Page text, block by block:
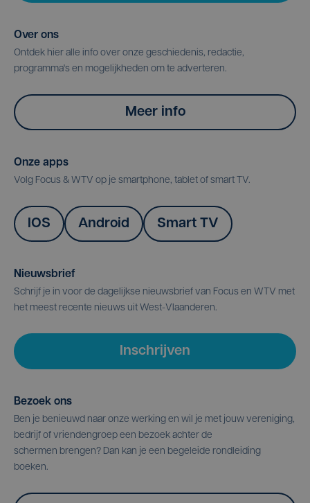
Over ons
Ontdek hier alle info over onze geschiedenis, redactie,
programma's en mogelijkheden om te adverteren.
Meer info
Onze apps
Volg Focus & WTV op je smartphone, tablet of smart TV.
IOS Android Smart TV
Nieuwsbrief
Schrijf je in voor de dagelijkse nieuwsbrief van Focus en WTV met
het meest recente nieuws uit West-Vlaanderen.
Inschrijven
Bezoek ons
Ben je benieuwd naar onze werking en wil je met jouw vereniging,
bedrijf of vriendengroep een bezoek achter de
schermen brengen? Dan kan je een begeleide rondleiding
boeken.